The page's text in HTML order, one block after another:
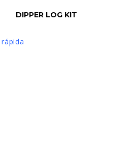
DIPPER LOG KIT